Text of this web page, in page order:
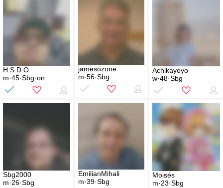
H.S.D.O
m·45·Sbg·on
jamesozone
m·56·Sbg
Achikayoyo
w·48·Sbg
Sbg2000
m·26·Sbg
EmilianMihali
m·39·Sbg
Moisés
m·23·Sbg